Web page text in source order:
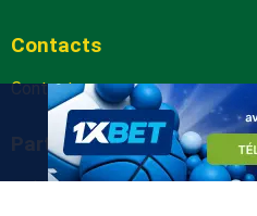
Contacts
Contactez-nous
Partenaires
arabic.africafoot.com